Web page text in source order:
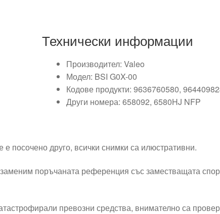
Технически информации
Производител: Valeo
Модел: BSI G0X-00
Кодове продукти: 9636760580,
Други номера: 658092, 6580HJ NFP
посочено друго, всички снимки са илюстративни.
поръчаната референция със заместващата
превозни средства, внимателно са